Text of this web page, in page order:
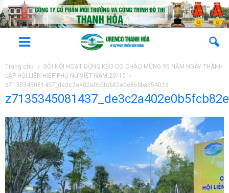
Trang chủ
SÔI NỔI HOẠT ĐỘNG KÉO CO CHÀO MỪNG 95 NĂM NGÀY THÀNH
LẬP HỘI LIÊN HIỆP PHỤ NỮ VIỆT NAM 20/10
z7135345081437_de3c2a402e0b5fcb82e0e86bba65401d